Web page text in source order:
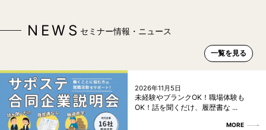
NEWS セミナー情報・ニュース
一覧を見る
2026年11月5日
未経験やブランクOK！職場体験も
OK！話を聞くだけ、履歴書な ...
MORE